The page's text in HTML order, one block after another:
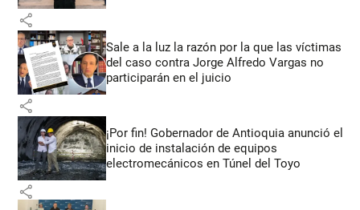
share
Sale a la luz la razón por la que las víctimas
del caso contra Jorge Alfredo Vargas no
participarán en el juicio
share
¡Por fin! Gobernador de Antioquia anunció el
inicio de instalación de equipos
electromecánicos en Túnel del Toyo
share